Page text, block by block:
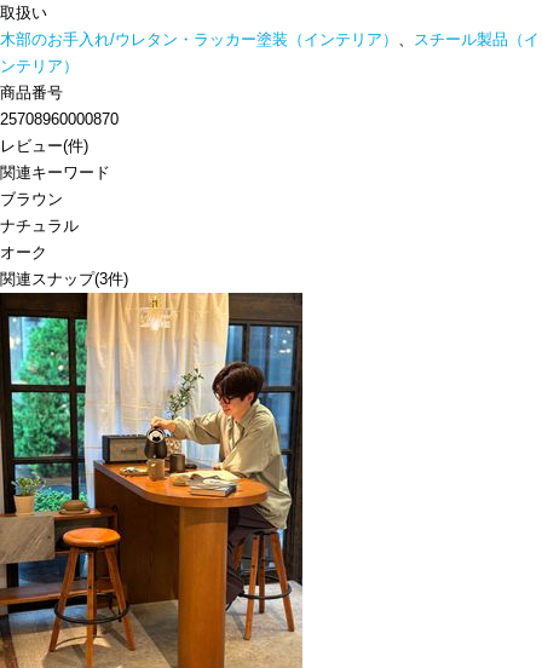
取扱い
木部のお手入れ/ウレタン・ラッカー塗装（インテリア） 、 スチール製品（イ
ンテリア）
商品番号
25708960000870
レビュー(件)
関連キーワード
ブラウン
ナチュラル
オーク
関連スナップ(3件)